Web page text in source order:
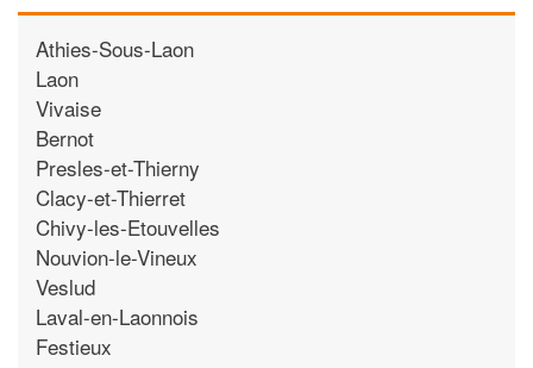
Athies-Sous-Laon
Laon
Vivaise
Bernot
Presles-et-Thierny
Clacy-et-Thierret
Chivy-les-Etouvelles
Nouvion-le-Vineux
Veslud
Laval-en-Laonnois
Festieux